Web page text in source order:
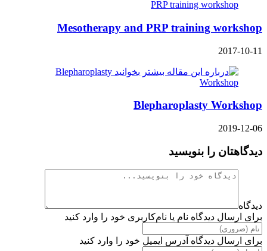
Mesotherapy and PRP training workshop
2017-10-11
Blepharoplasty Workshop
2019-12-06
دیدگاهتان را بنویسید
دیدگاه
برای ارسال دیدگاه نام یا نام‌کاربری خود را وارد کنید
برای ارسال دیدگاه آدرس ایمیل خود را وارد کنید